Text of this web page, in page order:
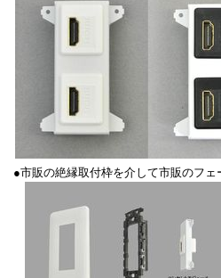
●市販の絶縁取付枠を介して市販のフ